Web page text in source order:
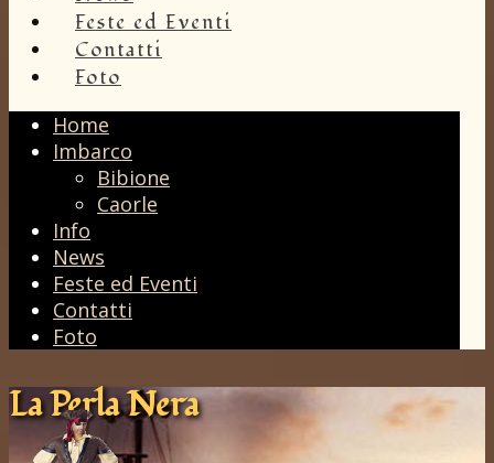
Feste ed Eventi
Contatti
Foto
Home
Imbarco
Bibione
Caorle
Info
News
Feste ed Eventi
Contatti
Foto
La Pe​rla ​Nera